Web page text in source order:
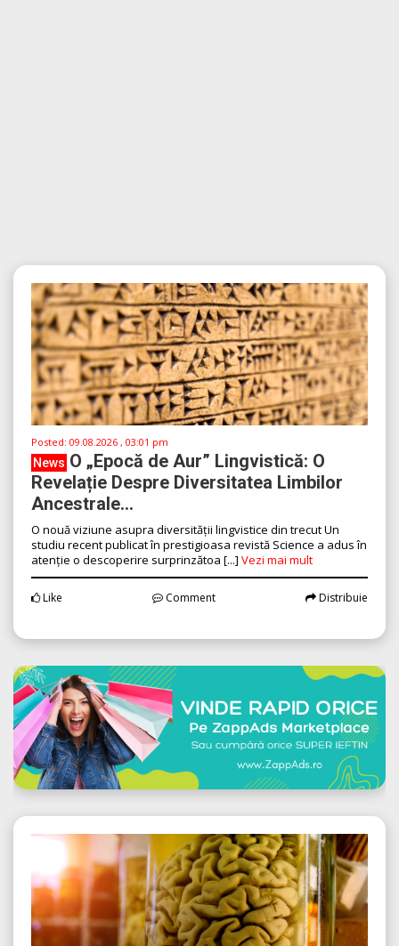
Posted: 09.08.2026 , 03:01 pm
News O „Epocă de Aur” Lingvistică: O
Revelație Despre Diversitatea Limbilor
Ancestrale...
O nouă viziune asupra diversității lingvistice din trecut Un
studiu recent publicat în prestigioasa revistă Science a adus în
atenție o descoperire surprinzătoa [...] Vezi mai mult
Like Comment Distribuie